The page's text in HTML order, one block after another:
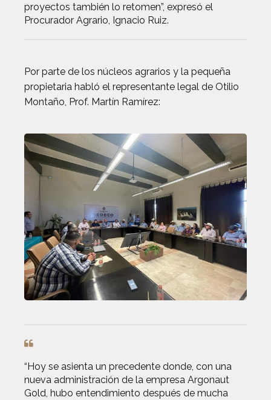
proyectos también lo retomen”, expresó el
Procurador Agrario, Ignacio Ruiz.
Por parte de los núcleos agrarios y la pequeña
propietaria habló el representante legal de Otilio
Montaño, Prof. Martín Ramírez:
“Hoy se asienta un precedente donde, con una
nueva administración de la empresa Argonaut
Gold, hubo entendimiento después de mucha